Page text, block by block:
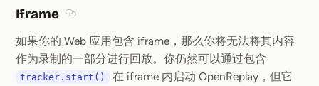
Iframe
如果你的 Web 应用包含 iframe，那么你将无法将其内容
作为录制的一部分进行回放。你仍然可以通过包含
tracker.start()
在 iframe 内启动 OpenReplay，但它